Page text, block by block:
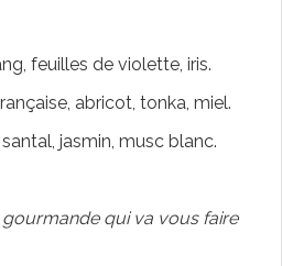
feuilles de violette, iris.
abricot, tonka, miel.
jasmin, musc blanc.
qui va vous faire